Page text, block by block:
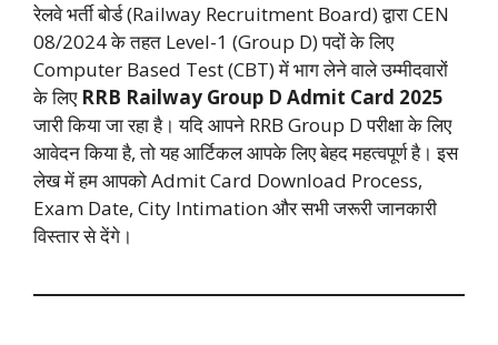
रेलवे भर्ती बोर्ड (Railway Recruitment Board) द्वारा CEN
08/2024 के तहत Level-1 (Group D) पदों के लिए
Computer Based Test (CBT) में भाग लेने वाले उम्मीदवारों
के लिए RRB Railway Group D Admit Card 2025
जारी किया जा रहा है। यदि आपने RRB Group D परीक्षा के लिए
आवेदन किया है, तो यह आर्टिकल आपके लिए बेहद महत्वपूर्ण है। इस
लेख में हम आपको Admit Card Download Process,
Exam Date, City Intimation और सभी जरूरी जानकारी
विस्तार से देंगे।